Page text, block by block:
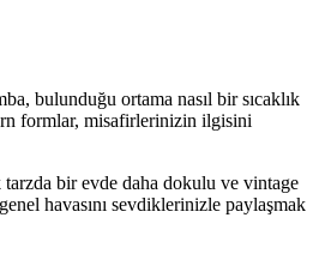
bulunduğu ortama nasıl bir sıcaklık
formlar, misafirlerinizin ilgisini
bir evde daha dokulu ve vintage
havasını sevdiklerinizle paylaşmak